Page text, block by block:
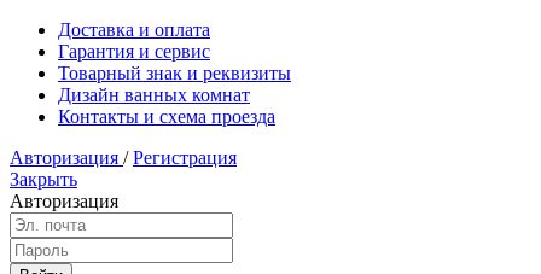
Доставка и оплата
Гарантия и сервис
Товарный знак и реквизиты
Дизайн ванных комнат
Контакты и схема проезда
Авторизация / Регистрация
Закрыть
Авторизация